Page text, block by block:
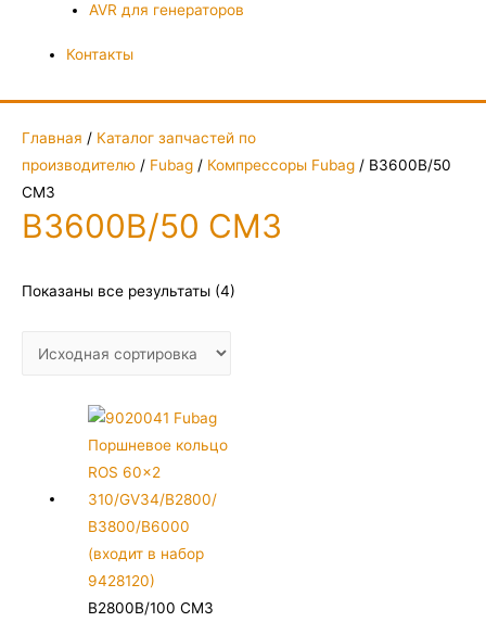
AVR для генераторов
Контакты
Главная / Каталог запчастей по
производителю / Fubag / Компрессоры Fubag / B3600B/50
CM3
B3600B/50 CM3
Показаны все результаты (4)
B2800B/100 CM3